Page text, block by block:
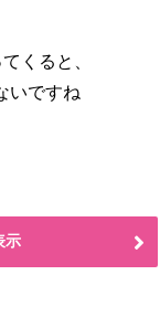
くると、
いですね
示